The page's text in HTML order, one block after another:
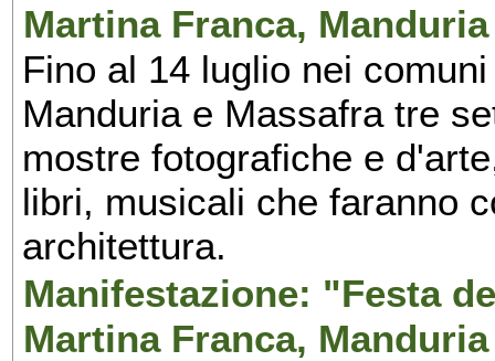
Martina Franca,
Fino al 14 luglio nei
Manduria e Massafra tre
mostre fotografiche e
libri, musicali che faranno
architettura.
Manifestazione: "Festa
Martina Franca,